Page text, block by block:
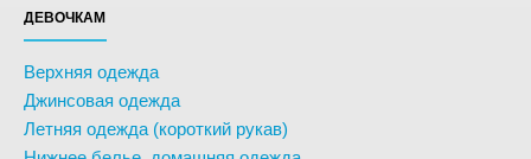
ДЕВОЧКАМ
Верхняя одежда
Джинсовая одежда
Летняя одежда (короткий рукав)